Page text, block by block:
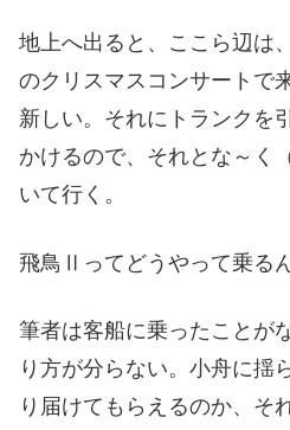
地上へ出ると、ここら辺は
のクリスマスコンサートで
新しい。それにトランクを
かけるので、それとな～く
いて行く。
飛鳥Ⅱってどうやって乗る
筆者は客船に乗ったことが
り方が分らない。小舟に揺
り届けてもらえるのか、そ